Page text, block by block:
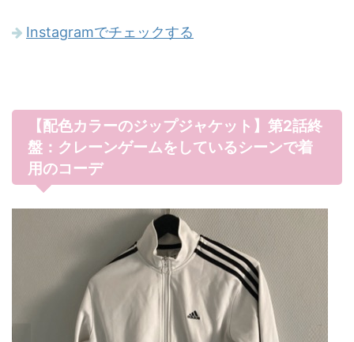
Instagramでチェックする
【配色カラーのジップジャケット】第2話終
盤：クレーンゲームをしているシーンで着
用のコーデ